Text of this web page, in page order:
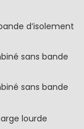
d’isolement
sans bande
sans bande
lourde